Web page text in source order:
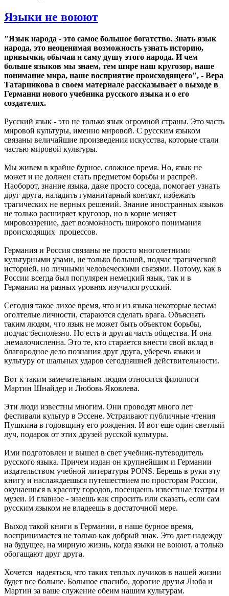
Языки не воюют
"Язык народа - это самое большое богатство. Знать язык
народа, это неоценимая возможность узнать историю,
привычки, обычаи и саму душу этого народа. И чем
больше языков мы знаем, тем шире наш кругозор, наше
понимание мира, наше восприятие происходящего", - Вера
Татарникова в своем материале рассказывает о выходе в
Германии нового учебника русского языка и о его
создателях.
Русский язык - это не только язык огромной страны. Это часть
мировой культуры, именно мировой. С русским языком
связаны величайшие произведения искусства, которые стали
частью мировой культуры.
Мы живем в крайне бурное, сложное время. Но, язык не
может и не должен стать предметом борьбы и распрей.
Наоборот, знание языка, даже просто соседа, помогает узнать
друг друга, наладить гуманитарный контакт, избежать
трагических не верных решений. Знание иностранных языков
не только расширяет кругозор, но в корне меняет
мировоззрение, дает возможность широкого понимания
происходящих процессов.
Германия и Россия связаны не просто многолетними
культурными узами, не только большой, подчас трагической
историей, но личными человеческими связями. Потому, как в
России всегда был популярен немецкий язык, так и в
Германии на разных уровнях изучался русский.
Сегодня такое лихое время, что и из языка некоторые весьма
оголтелые личности, стараются сделать врага. Объяснять
таким людям, что язык не может быть объектом борьбы,
подчас бесполезно. Но есть и другая часть общества. И она
.немалочисленна. Это те, кто старается внести свой вклад в
благородное дело познания друг друга, уберечь языки и
культуру от шальных ударов сегодняшней действительности.
Вот к таким замечательным людям относятся филологи
Мартин Шнайдер и Любовь Яковлева.
Эти люди известны многим. Они проводят много лет
фестивали культур в Эссене. Устраивают публичные чтения
Пушкина в годовщину его рождения. И вот еще один светлый
луч, подарок от этих друзей русской культуры.
Ими подготовлен и вышел в свет учебник-путеводитель
русского языка. Причем издан он крупнейшим и Германии
издательством учебной литературы РONS. Берешь в руки эту
книгу и наслаждаешься путешествием по просторам России,
окунаешься в красоту городов, посещаешь известные театры и
музеи. И главное - знаешь как спросить или сказать, если сам
русским языком не владеешь в достаточной мере.
Выход такой книги в Германии, в наше бурное время,
воспринимается не только как добрый знак. Это дает надежду
на будущее, на мирную жизнь, когда языки не воюют, а только
обогащают друг друга.
Хочется надеяться, что таких теплых лучиков в нашей жизни
будет все больше. Большое спасибо, дорогие друзья Люба и
Мартин за ваше служение обеим нашим культурам.